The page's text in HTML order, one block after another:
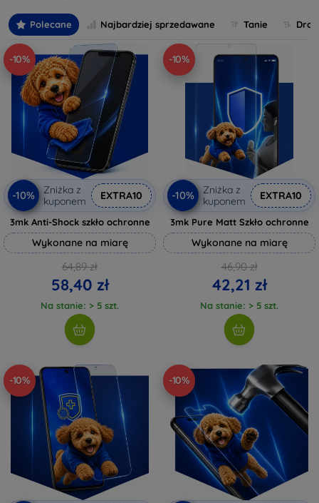
Polecane Najbardziej sprzedawane Tanie
-10%
-10%
Zniżka z
kuponem
EXTRA10
3mk Anti-Shock szkło ochronne
Wykonane na miarę
64,89 zł
58,40 zł
Na stanie: > 5 szt.
-10%
-10%
Zniżka z
kuponem
EXTRA10
3mk Pure Matt Szkło ochronne
Wykonane na miarę
46,90 zł
42,21 zł
Na stanie: > 5 szt.
-10% -10%